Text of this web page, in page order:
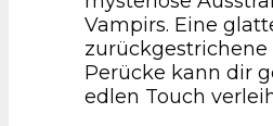
Vampirs. Eine
zurückgestrichene
Perücke kann dir
edlen Touch